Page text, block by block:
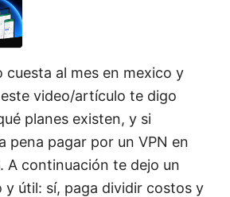
al mes en mexico y
video/artículo te digo
planes existen, y si
pena pagar por un VPN en
A continuación te dejo un
y útil: sí, paga dividir costos y